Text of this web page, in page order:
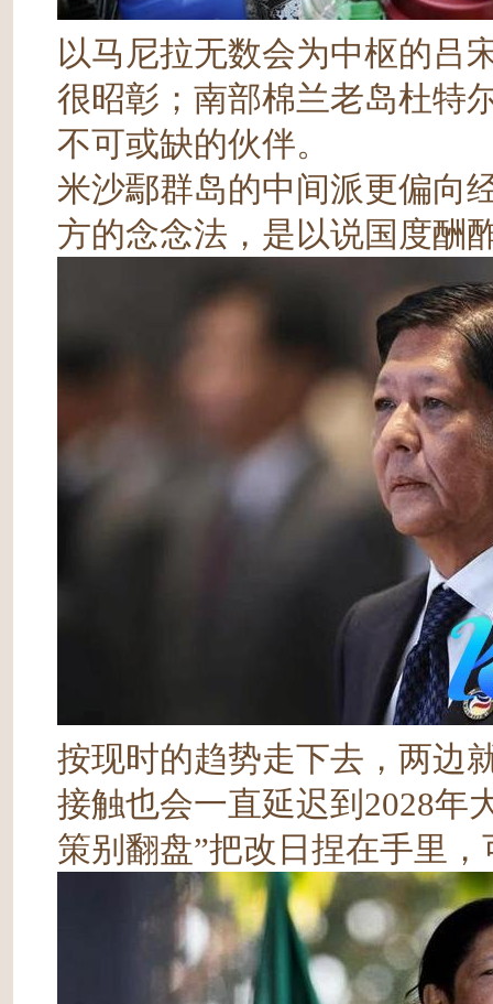
以马尼拉无数会为中枢的吕
很昭彰；南部棉兰老岛杜特
不可或缺的伙伴。
米沙鄢群岛的中间派更偏向
方的念念法，是以说国度酬
按现时的趋势走下去，两边
接触也会一直延迟到2028年
策别翻盘”把改日捏在手里